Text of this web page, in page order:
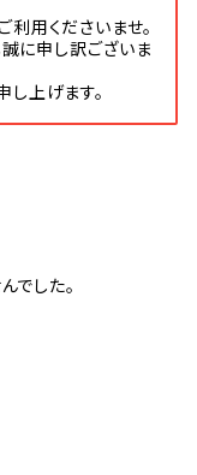
用くださいませ。
に申し訳ございま
し上げます。
でした。